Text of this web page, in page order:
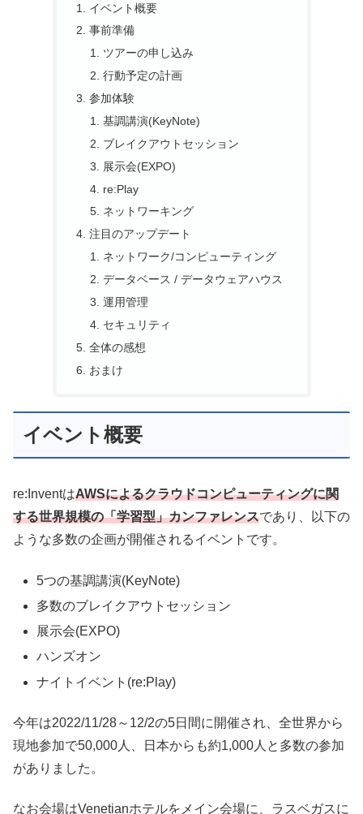
イベント概要
事前準備
ツアーの申し込み
行動予定の計画
参加体験
基調講演(KeyNote)
ブレイクアウトセッション
展示会(EXPO)
re:Play
ネットワーキング
注目のアップデート
ネットワーク/コンピューティング
データベース / データウェアハウス
運用管理
セキュリティ
全体の感想
おまけ
イベント概要
re:InventはAWSによるクラウドコンピューティングに関
する世界規模の「学習型」カンファレンスであり、以下の
ような多数の企画が開催されるイベントです。
5つの基調講演(KeyNote)
多数のブレイクアウトセッション
展示会(EXPO)
ハンズオン
ナイトイベント(re:Play)
今年は2022/11/28～12/2の5日間に開催され、全世界から
現地参加で50,000人、日本からも約1,000人と多数の参加
がありました。
なお会場はVenetianホテルをメイン会場に、ラスベガスに